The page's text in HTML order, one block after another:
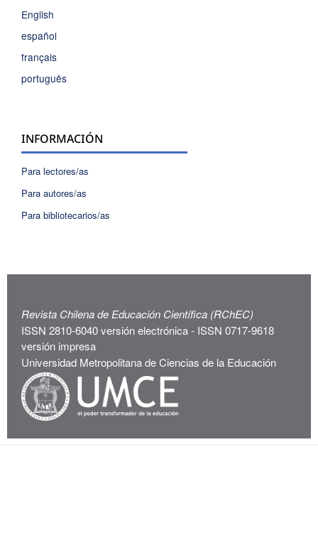
English
español
français
português
INFORMACIÓN
Para lectores/as
Para autores/as
Para bibliotecarios/as
Revista Chilena de Educación Científica (RChEC)
ISSN 2810-6040 versión electrónica - ISSN 0717-9618
versión impresa
Universidad Metropolitana de Ciencias de la Educación